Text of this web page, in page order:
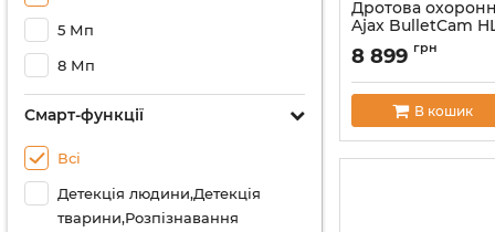
5 Мп
8 Мп
Смарт-функції
Всі
Детекція людини,Детекція
тварини,Розпізнавання
Дротова
Ajax BulletCam
mm) White
Артикул:
8 899 грн
В кошик